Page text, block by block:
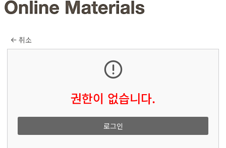
취소
권한이 없습니다.
로그인